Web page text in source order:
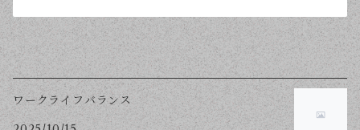
ワークライフバランス